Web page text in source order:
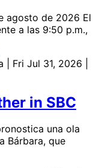
agosto de 2026 El
a las 9:50 p.m.,
| Fri Jul 31, 2026 |
in SBC
una ola
Bárbara, que